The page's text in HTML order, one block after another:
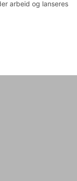
arbeid og lanseres